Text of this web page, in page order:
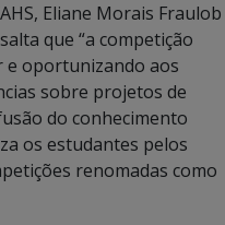
Eliane Morais Fraulob
que “a competição
oportunizando aos
sobre projetos de
do conhecimento
os estudantes pelos
renomadas como